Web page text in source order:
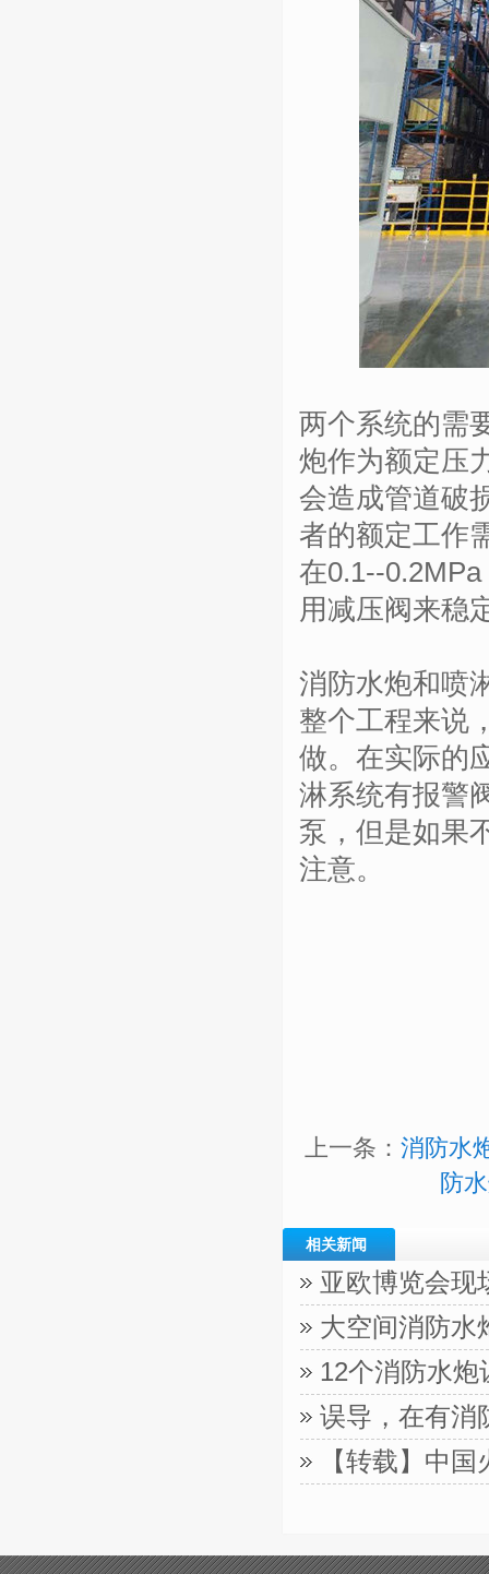
两个系统的需
炮作为额定压
会造成管道破
者的额定工作
在0.1--
用减压阀来稳
消防水炮和喷
整个工程来说
做。在实际的
淋系统有报警
泵，但是如果
注意。
上一条： 消防水
防
相关新闻
亚欧博览会现
大空间消防水
12个消防水
误导，在有消
【转载】中